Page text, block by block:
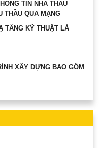
TIN NHÀ THẦU
THẦU QUA MẠNG
TẦNG KỸ THUẬT LÀ
XÂY DỰNG BAO GỒM